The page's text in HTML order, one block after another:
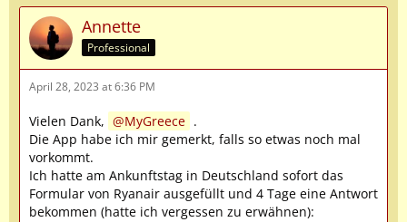
Annette
Professional
April 28, 2023 at 6:36 PM
Vielen Dank, MyGreece .
Die App habe ich mir gemerkt, falls so etwas noch mal
vorkommt.
Ich hatte am Ankunftstag in Deutschland sofort das
Formular von Ryanair ausgefüllt und 4 Tage eine Antwort
bekommen (hatte ich vergessen zu erwähnen):